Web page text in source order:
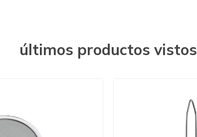
últimos productos vistos